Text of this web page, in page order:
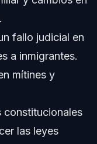
en las
al protestar?
fallo judicial en
a inmigrantes.
mítines y
constitucionales
las leyes